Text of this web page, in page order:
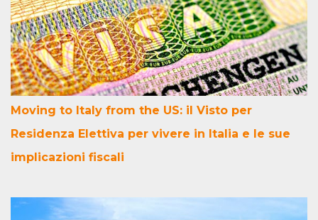
Moving to Italy from the US: il Visto per
Residenza Elettiva per vivere in Italia e le sue
implicazioni fiscali